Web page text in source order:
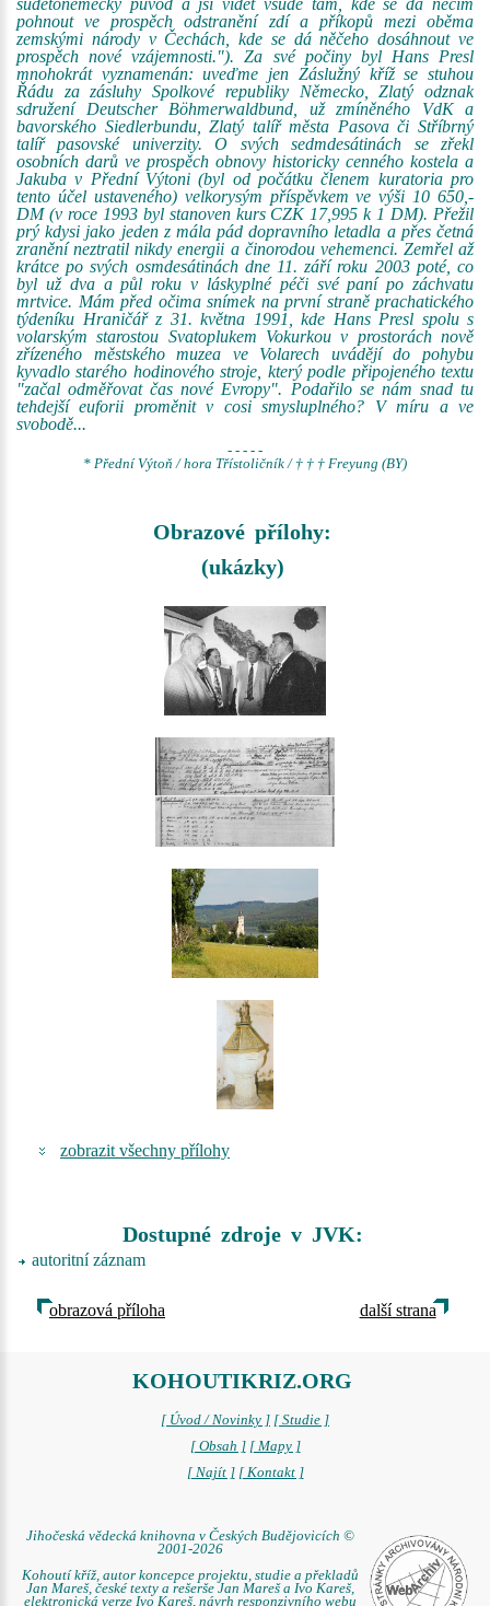
sudetoněmecký původ a jsi vidět všude tam, kde se dá něčím
pohnout ve prospěch odstranění zdí a příkopů mezi oběma
zemskými národy v Čechách, kde se dá něčeho dosáhnout ve
prospěch nové vzájemnosti."). Za své počiny byl Hans Presl
mnohokrát vyznamenán: uveďme jen Záslužný kříž se stuhou
Řádu za zásluhy Spolkové republiky Německo, Zlatý odznak
sdružení Deutscher Böhmerwaldbund, už zmíněného VdK a
bavorského Siedlerbundu, Zlatý talíř města Pasova či Stříbrný
talíř pasovské univerzity. O svých sedmdesátinách se zřekl
osobních darů ve prospěch obnovy historicky cenného kostela a
Jakuba v Přední Výtoni (byl od počátku členem kuratoria pro
tento účel ustaveného) velkorysým příspěvkem ve výši 10 650,-
DM (v roce 1993 byl stanoven kurs CZK 17,995 k 1 DM). Přežil
prý kdysi jako jeden z mála pád dopravního letadla a přes četná
zranění neztratil nikdy energii a činorodou vehemenci. Zemřel až
krátce po svých osmdesátinách dne 11. září roku 2003 poté, co
byl už dva a půl roku v láskyplné péči své paní po záchvatu
mrtvice. Mám před očima snímek na první straně prachatického
týdeníku Hraničář z 31. května 1991, kde Hans Presl spolu s
volarským starostou Svatoplukem Vokurkou v prostorách nově
zřízeného městského muzea ve Volarech uvádějí do pohybu
kyvadlo starého hodinového stroje, který podle připojeného textu
"začal odměřovat čas nové Evropy". Podařilo se nám snad tu
tehdejší euforii proměnit v cosi smysluplného? V míru a ve
svobodě...
- - - - -
* Přední Výtoň / hora Třístoličník / † † † Freyung (BY)
Obrazové přílohy:
(ukázky)
zobrazit všechny přílohy
Dostupné zdroje v JVK:
autoritní záznam
obrazová příloha další strana
KOHOUTIKRIZ.ORG
[ Úvod / Novinky ] [ Studie ]
[ Obsah ] [ Mapy ]
[ Najít ] [ Kontakt ]
Jihočeská vědecká knihovna v Českých Budějovicích ©
2001-2026
Kohoutí kříž, autor koncepce projektu, studie a překladů
Jan Mareš, české texty a rešerše Jan Mareš a Ivo Kareš,
elektronická verze Ivo Kareš, návrh responzivního webu